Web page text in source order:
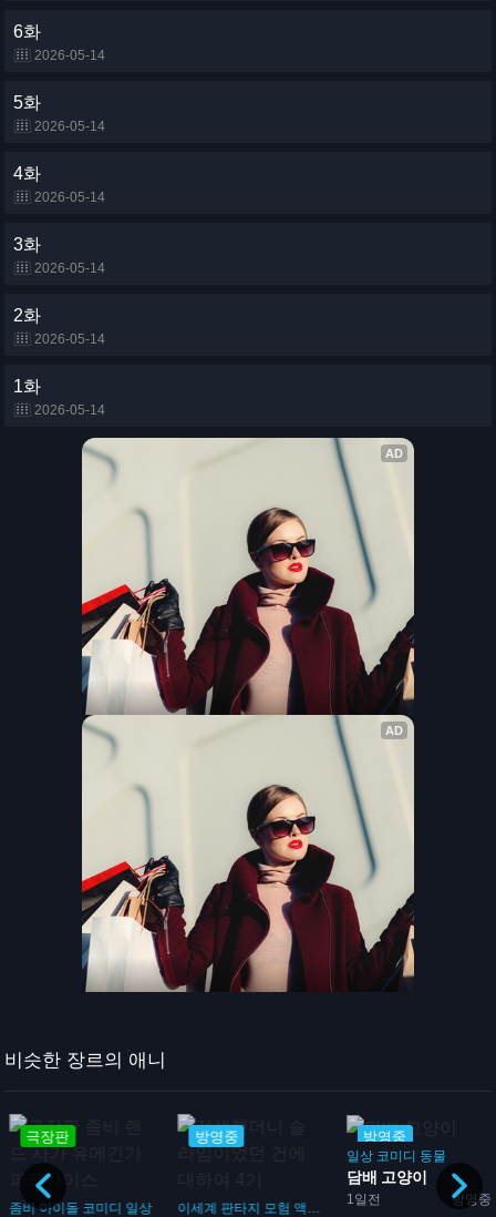
6화
2026-05-14
5화
2026-05-14
4화
2026-05-14
3화
2026-05-14
2화
2026-05-14
1화
2026-05-14
비슷한 장르의 애니
극장판
좀비 아이돌 코미디 일상
방영중
이세계 판타지 모험 액션 먼치킨 코미디 괴물 전투
방영중
일상 코미디 동물
1일전 방영중
담배 고양이